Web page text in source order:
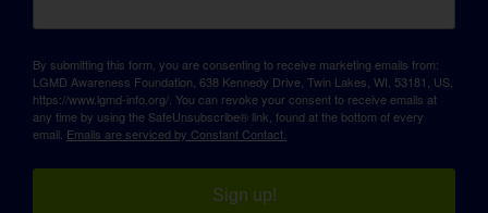
By submitting this form, you are consenting to receive marketing emails from:
LGMD Awareness Foundation, 638 Kennedy Drive, Twin Lakes, WI, 53181, US,
https://www.lgmd-info.org/. You can revoke your consent to receive emails at
any time by using the SafeUnsubscribe® link, found at the bottom of every
email. Emails are serviced by Constant Contact.
Sign up!